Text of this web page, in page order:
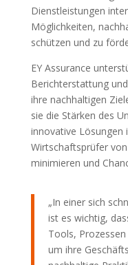
Dienstleistungen
Möglichkeiten,
schützen und zu
EY Assurance
Berichterstattung
ihre nachhaltigen
sie die Stärken des
innovative Lösungen
Wirtschaftsprüfer von
minimieren und
„In einer sich
ist es wichtig,
Tools,
um ihre